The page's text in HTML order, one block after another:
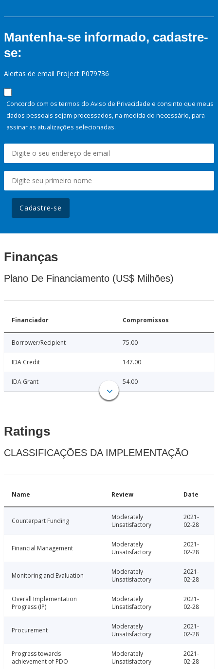
Mantenha-se informado, cadastre-
se:
Alertas de email Project P079736
Concordo com os termos do Aviso de Privacidade e consinto que meus
dados pessoais sejam processados, na medida do necessário, para
assinar as atualizações selecionadas.
Cadastre-se
Finanças
Plano De Financiamento (US$ Milhões)
Financiador Compromissos
Borrower/Recipient 75.00
IDA Credit 147.00
IDA Grant 54.00
Ratings
CLASSIFICAÇÕES DA IMPLEMENTAÇÃO
Name Review Date
Counterpart Funding
Moderately
Unsatisfactory
2021-
02-28
Financial Management
Moderately
Unsatisfactory
2021-
02-28
Monitoring and Evaluation
Moderately
Unsatisfactory
2021-
02-28
Overall Implementation
Progress (IP)
Moderately
Unsatisfactory
2021-
02-28
Procurement
Moderately
Unsatisfactory
2021-
02-28
Progress towards
achievement of PDO
Moderately
Unsatisfactory
2021-
02-28